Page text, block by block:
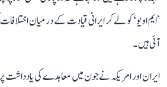
’ایم او یو‘ کو لے کر ایرانی قیادت کے درمیان
آئی ہیں۔
ایران اور امریکہ نے جون میں معاہدے کی